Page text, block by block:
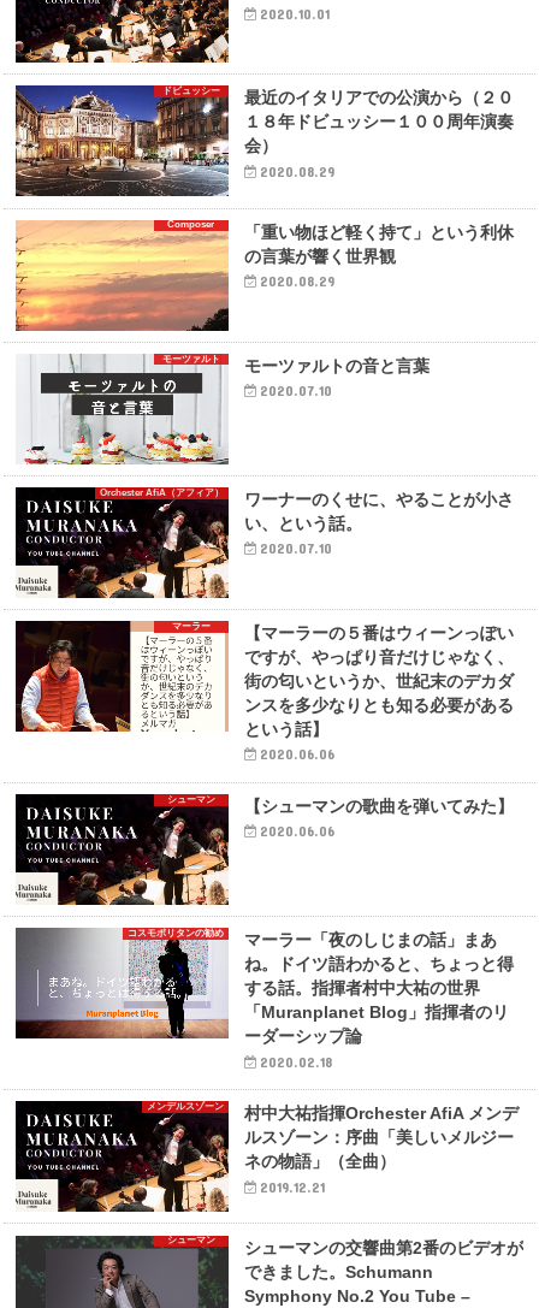
2020.10.01
ドビュッシー
最近のイタリアでの公演から（２０
１８年ドビュッシー１００周年演奏
会）
2020.08.29
Composer
「重い物ほど軽く持て」という利休
の言葉が響く世界観
2020.08.29
モーツァルト モーツァルトの音と言葉
2020.07.10
Orchester AfiA（アフィア）
ワーナーのくせに、やることが小さ
い、という話。
2020.07.10
マーラー
【マーラーの５番はウィーンっぽい
ですが、やっぱり音だけじゃなく、
街の匂いというか、世紀末のデカダ
ンスを多少なりとも知る必要がある
という話】
2020.06.06
シューマン 【シューマンの歌曲を弾いてみた】
2020.06.06
コスモポリタンの勧め
マーラー「夜のしじまの話」まあ
ね。ドイツ語わかると、ちょっと得
する話。指揮者村中大祐の世界
「Muranplanet Blog」指揮者のリ
ーダーシップ論
2020.02.18
メンデルスゾーン
村中大祐指揮Orchester AfiA メンデ
ルスゾーン：序曲「美しいメルジー
ネの物語」（全曲）
2019.12.21
シューマン
シューマンの交響曲第2番のビデオが
できました。Schumann
Symphony No.2 You Tube –